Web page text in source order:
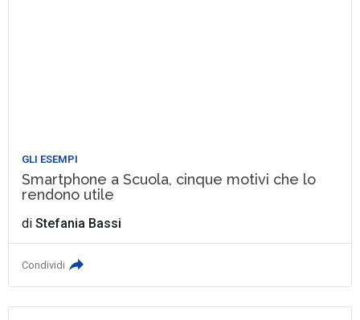
GLI ESEMPI
Smartphone a Scuola, cinque motivi che lo
rendono utile
diStefania Bassi
Condividi